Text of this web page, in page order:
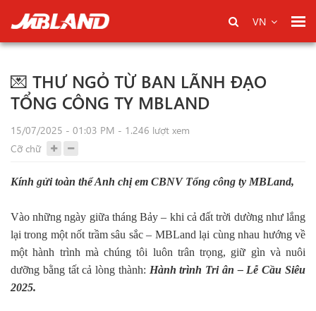
VN
💌 THƯ NGỎ TỪ BAN LÃNH ĐẠO
TỔNG CÔNG TY MBLAND
15/07/2025 - 01:03 PM - 1.246 lượt xem
Cỡ chữ
Kính gửi toàn thể Anh chị em CBNV Tổng công ty MBLand,
Vào những ngày giữa tháng Bảy – khi cả đất trời dường như lắng
lại trong một nốt trầm sâu sắc – MBLand lại cùng nhau hướng về
một hành trình mà chúng tôi luôn trân trọng, giữ gìn và nuôi
dưỡng bằng tất cả lòng thành: Hành trình Tri ân – Lễ Cầu Siêu
2025.